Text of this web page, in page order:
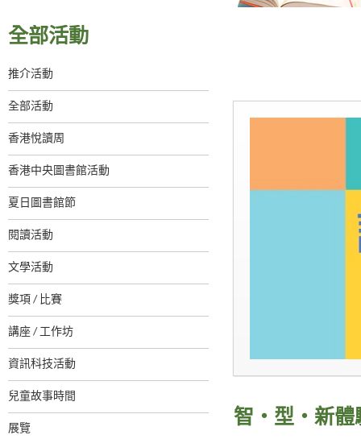
全部活動
推介活動
全部活動
香港悅讀周
香港中央圖書館活動
夏日圖書館節
閱讀活動
文學活動
獎項 / 比賽
講座 / 工作坊
資訊科技活動
兒童故事時間
展覽
智・型・新